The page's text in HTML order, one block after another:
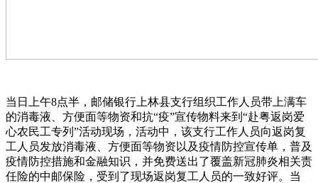
当日上午8点半，邮储银行上林县支行组织工作人员带上满车
的消毒液、方便面等物资和抗“疫”宣传物料来到“赴粤返岗爱
心农民工专列”活动现场，活动中，该支行工作人员向返岗复
工人员发放消毒液、方便面等物资以及疫情防控宣传单，普及
疫情防控措施和金融知识，并免费送出了覆盖新冠肺炎相关责
任险的中邮保险，受到了现场返岗复工人员的一致好评。当